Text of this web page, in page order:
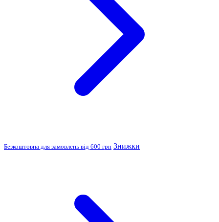
Безкоштовна для замовлень від 600 грн Знижки